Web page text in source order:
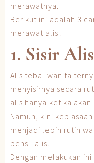
merawatnya.
Berikut ini adalah 3
merawat alis :
1. Sisir
Alis tebal wanita
menyisirnya secara
alis hanya ketika
Namun, kini
menjadi lebih rutin
pensil alis.
Dengan melakukan